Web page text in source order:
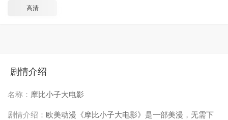
高清
剧情介绍
名称： 摩比小子大电影
剧情介绍： 欧美动漫《摩比小子大电影》是一部美漫，无需下